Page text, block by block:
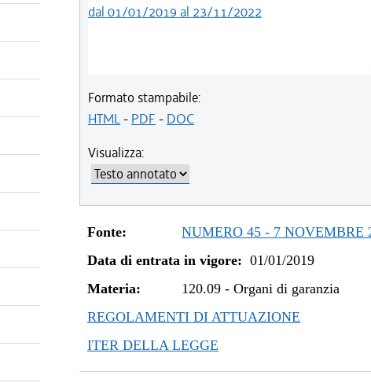
dal 01/01/2019 al 23/11/2022
Formato stampabile:
HTML- PDF - DOC
Visualizza:
Fonte:
NUMERO 45 - 7 NOVEMBRE
Data di entrata in vigore: 01/01/2019
Materia:
120.09 -Organi di garanzia
REGOLAMENTI DI ATTUAZIONE
ITER DELLA LEGGE